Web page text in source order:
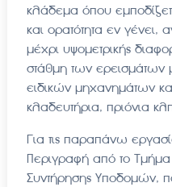
κλάδεμα όπου
και ορατότητα εν γένει,
μέχρι υψομετρικής
στάθμη των
ειδικών μηχανημάτων
κλαδευτήρια, πριόνια
Για τις παραπάνω
Περιγραφή από το
Συντήρησης Υποδομών,